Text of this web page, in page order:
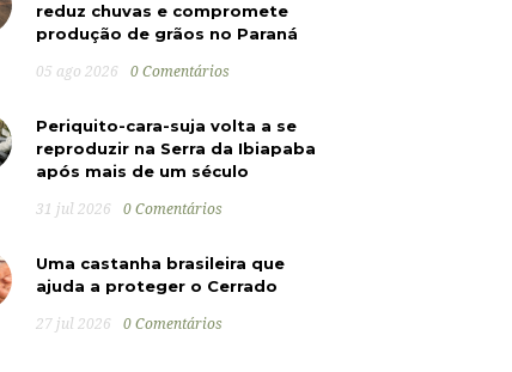
reduz chuvas e compromete
produção de grãos no Paraná
05 ago 2026 0 Comentários
Periquito-cara-suja volta a se
reproduzir na Serra da Ibiapaba
após mais de um século
31 jul 2026 0 Comentários
Uma castanha brasileira que
ajuda a proteger o Cerrado
27 jul 2026 0 Comentários